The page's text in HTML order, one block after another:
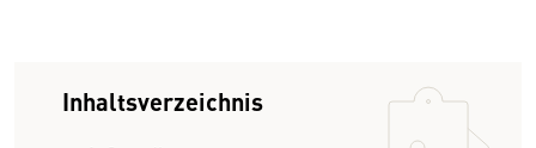
Inhaltsverzeichnis